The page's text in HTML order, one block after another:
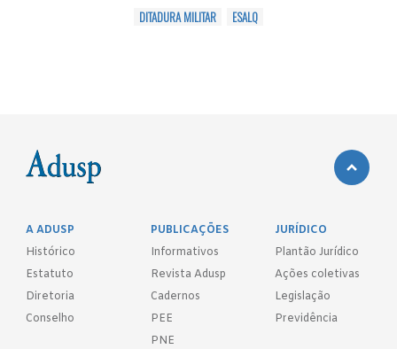
DITADURA MILITAR
ESALQ
A ADUSP
Histórico
Estatuto
Diretoria
Conselho
PUBLICAÇÕES
Informativos
Revista Adusp
Cadernos
PEE
PNE
JURÍDICO
Plantão Jurídico
Ações coletivas
Legislação
Previdência